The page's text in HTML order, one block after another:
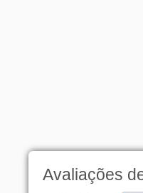
Avaliações